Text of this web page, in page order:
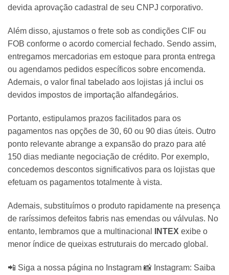
devida aprovação cadastral de seu CNPJ corporativo.
Além disso, ajustamos o frete sob as condições CIF ou
FOB conforme o acordo comercial fechado. Sendo assim,
entregamos mercadorias em estoque para pronta entrega
ou agendamos pedidos específicos sobre encomenda.
Ademais, o valor final tabelado aos lojistas já inclui os
devidos impostos de importação alfandegários.
Portanto, estipulamos prazos facilitados para os
pagamentos nas opções de 30, 60 ou 90 dias úteis. Outro
ponto relevante abrange a expansão do prazo para até
150 dias mediante negociação de crédito. Por exemplo,
concedemos descontos significativos para os lojistas que
efetuam os pagamentos totalmente à vista.
Ademais, substituímos o produto rapidamente na presença
de raríssimos defeitos fabris nas emendas ou válvulas. No
entanto, lembramos que a multinacional
INTEX exibe o
menor índice de queixas estruturais do mercado global.
📲 Siga a nossa página no Instagram 📸 Instagram: Saiba